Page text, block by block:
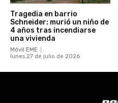
Tragedia en barrio
Schneider: murió un niño de
4 años tras incendiarse
una vivienda
Móvil EME
lunes 27 de julio de 2026